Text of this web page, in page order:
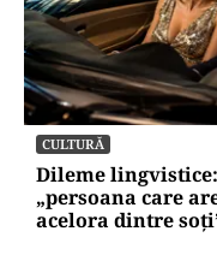
CULTURĂ
Dileme
„persoana care
acelora dintre